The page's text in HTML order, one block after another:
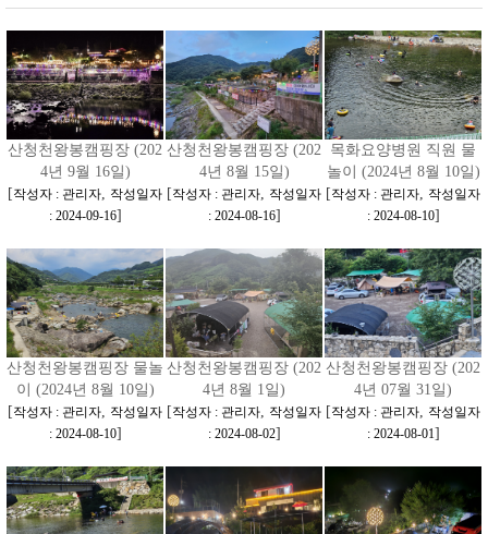
산청천왕봉캠핑장 (202
4년 9월 16일)
[작성자 : 관리자, 작성일자
: 2024-09-16]
산청천왕봉캠핑장 (202
4년 8월 15일)
[작성자 : 관리자, 작성일자
: 2024-08-16]
목화요양병원 직원 물
놀이 (2024년 8월 10일)
[작성자 : 관리자, 작성일자
: 2024-08-10]
산청천왕봉캠핑장 물놀
이 (2024년 8월 10일)
[작성자 : 관리자, 작성일자
: 2024-08-10]
산청천왕봉캠핑장 (202
4년 8월 1일)
[작성자 : 관리자, 작성일자
: 2024-08-02]
산청천왕봉캠핑장 (202
4년 07월 31일)
[작성자 : 관리자, 작성일자
: 2024-08-01]